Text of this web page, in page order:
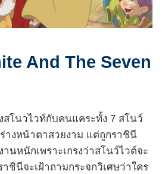
And The Seven
สโนวไวท์กับคนแคระทั้ง 7 สโนว์
างหน้าตาสวยงาม แต่ถูกราชินี
นหนักเพราะเกรงว่าสโนว์ไวต์จะ
ชินีจะเฝ้าถามกระจกวิเศษว่าใคร